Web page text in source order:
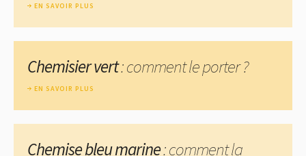
EN SAVOIR PLUS
Chemisier vert: comment le porter ?
EN SAVOIR PLUS
Chemise bleu marine: comment la